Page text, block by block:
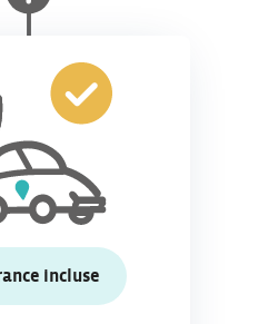
incluse